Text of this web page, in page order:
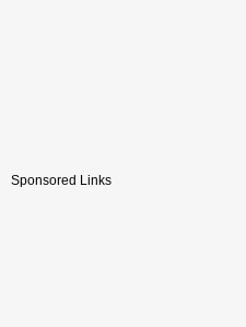
Sponsored Links